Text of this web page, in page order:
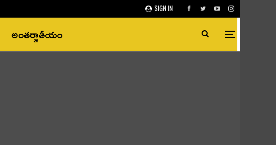
SIGN IN
అంతర్జాతీయం